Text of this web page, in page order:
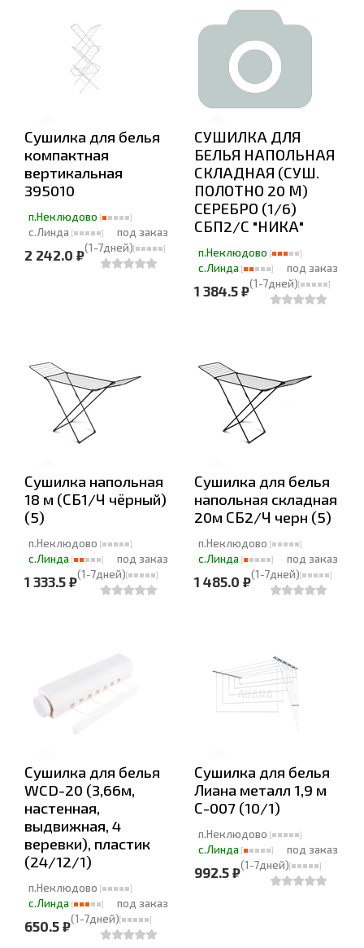
Сушилка для белья
компактная
вертикальная
395010
п.Неклюдово
с.Линда
под заказ
(1-7дней)
2 242.0 ₽
СУШИЛКА ДЛЯ
БЕЛЬЯ НАПОЛЬНАЯ
СКЛАДНАЯ (СУШ.
ПОЛОТНО 20 М)
СЕРЕБРО (1/6)
СБП2/С "НИКА"
п.Неклюдово
с.Линда
под заказ
(1-7дней)
1 384.5 ₽
Сушилка напольная
18 м (СБ1/Ч чёрный)
(5)
п.Неклюдово
с.Линда
под заказ
(1-7дней)
1 333.5 ₽
Сушилка для белья
напольная складная
20м СБ2/Ч черн (5)
п.Неклюдово
с.Линда
под заказ
(1-7дней)
1 485.0 ₽
Сушилка для белья
WCD-20 (3,66м,
настенная,
выдвижная, 4
веревки), пластик
(24/12/1)
п.Неклюдово
с.Линда
под заказ
(1-7дней)
650.5 ₽
Сушилка для белья
Лиана металл 1,9 м
С-007 (10/1)
п.Неклюдово
с.Линда
под заказ
(1-7дней)
992.5 ₽